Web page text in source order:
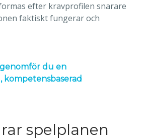
efter kravprofilen snarare
faktiskt fungerar och
genomför du en
spelplanen